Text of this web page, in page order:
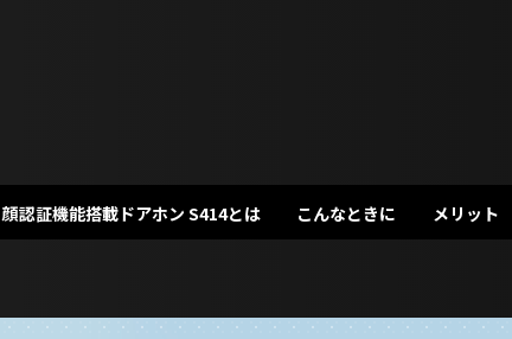
顔認証機能搭載ドアホン S414とは こんなときに メリット